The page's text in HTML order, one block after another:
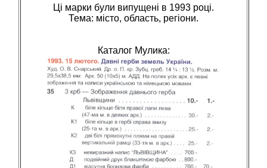
Ці марки були випущені в 1993 році.
Тема: мiсто, область, регiони.
Каталог Мулика: